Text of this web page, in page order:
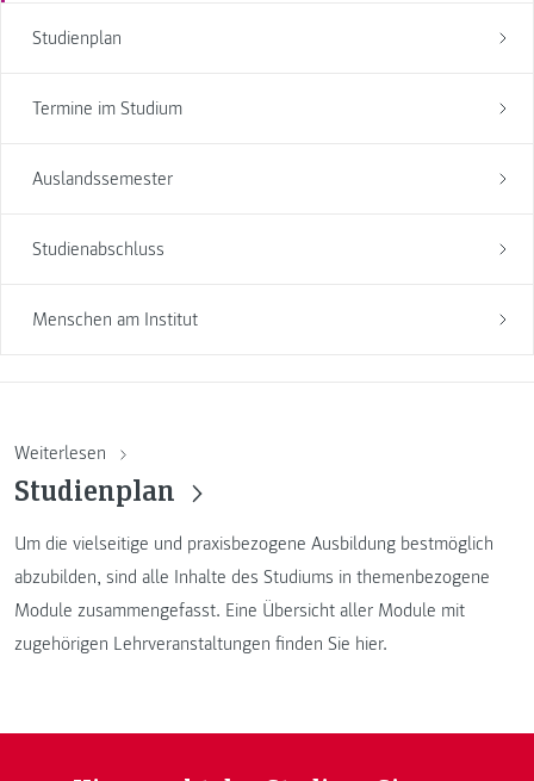
Studienplan
Termine im Studium
Auslandssemester
Studienabschluss
Menschen am Institut
Weiterlesen
Studienplan
Um die vielseitige und praxisbezogene Ausbildung bestmöglich
abzubilden, sind alle Inhalte des Studiums in themenbezogene
Module zusammengefasst. Eine Übersicht aller Module mit
zugehörigen Lehrveranstaltungen finden Sie hier.